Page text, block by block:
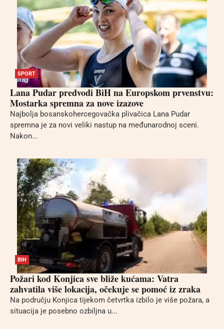
SPORT
Lana Pudar predvodi BiH na Europskom prvenstvu:
Mostarka spremna za nove izazove
Najbolja bosanskohercegovačka plivačica Lana Pudar
spremna je za novi veliki nastup na međunarodnoj sceni.
Nakon...
BIH
Požari kod Konjica sve bliže kućama: Vatra
zahvatila više lokacija, očekuje se pomoć iz zraka
Na području Konjica tijekom četvrtka izbilo je više požara, a
situacija je posebno ozbiljna u...